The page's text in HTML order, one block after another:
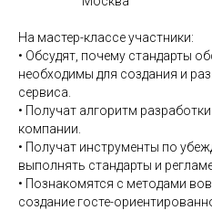
На мастер-классе участники:
• Обсудят, почему стандарты
необходимы для создания и
сервиса.
• Получат алгоритм
компании.
• Получат инструменты по
выполнять стандарты и
• Познакомятся с методами
создание госте-